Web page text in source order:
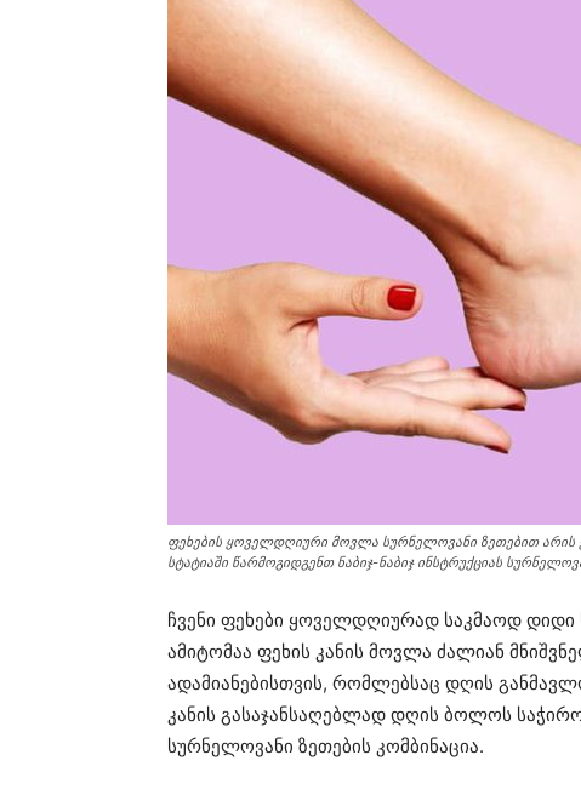
ფეხების ყოველდღიური მოვლა სურნელოვანი ზეთებით არის
სტატიაში წარმოგიდგენთ ნაბიჯ-ნაბიჯ ინსტრუქციას
ჩვენი ფეხები ყოველდღიურად საკმაოდ
ამიტომაა ფეხის კანის მოვლა ძალიან
ადამიანებისთვის, რომლებსაც დღის
კანის გასაჯანსაღებლად დღის ბოლოს
სურნელოვანი ზეთების კომბინაცია.